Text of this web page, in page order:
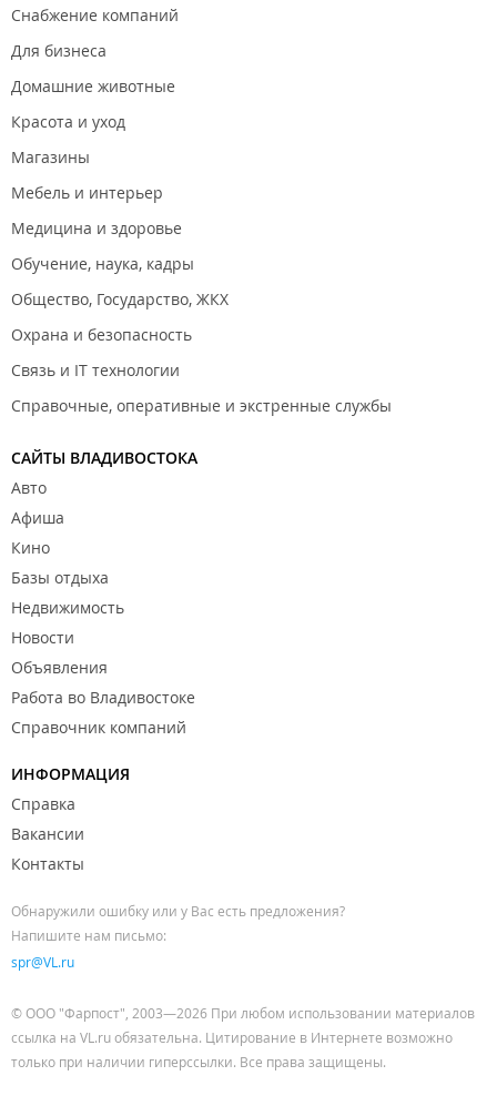
интернет-прием обращений граждан по вопросам
организации работы суда.
Мировые судьи Фрунзенского района.
Снабжение компаний
Для бизнеса
Домашние животные
Красота и уход
Магазины
Мебель и интерьер
Медицина и здоровье
Обучение, наука, кадры
Общество, Государство, ЖКХ
Охрана и безопасность
Связь и IT технологии
Справочные, оперативные и экстренные службы
САЙТЫ ВЛАДИВОСТОКА
Авто
Афиша
Кино
Базы отдыха
Недвижимость
Новости
Объявления
Работа во Владивостоке
Справочник компаний
ИНФОРМАЦИЯ
Справка
Вакансии
Контакты
Обнаружили ошибку или у Вас есть предложения?
Напишите нам письмо:
spr@VL.ru
© ООО "Фарпост", 2003—2026 При любом использовании материалов
ссылка на VL.ru обязательна. Цитирование в Интернете возможно
только при наличии гиперссылки. Все права защищены.